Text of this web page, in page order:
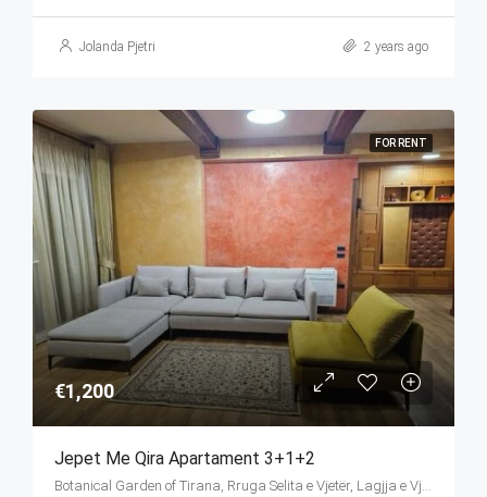
Jolanda Pjetri 2 years ago
FOR RENT
€1,200
Jepet Me Qira Apartament 3+1+2
Botanical Garden of Tirana, Rruga Selita e Vjetër, Lagjja e Vjetër (Selita e Vogël), Farkë, Tirana Municipality, Tirana County, Central Albania, 1045, Albania